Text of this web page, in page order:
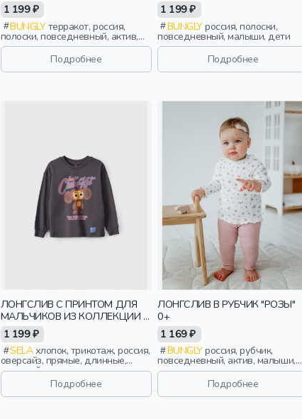
1 199 ₽
BUNGLYтерракот, россия,
полоски, повседневный, актив,
малыши, дети
Подробнее
1 199 ₽
BUNGLYроссия, полоски,
повседневный, малыши, дети
Подробнее
ЛОНГСЛИВ С ПРИНТОМ ДЛЯ
МАЛЬЧИКОВ ИЗ КОЛЛЕКЦИИ X
ЧЕБУРАШКА
1 199 ₽
SELAхлопок, трикотаж, россия,
оверсайз, прямые, длинные,
длинный рукав, манжета, принт,
вырез, круглый вырез,
эластичные, мальчики, дети
Подробнее
ЛОНГСЛИВ В РУБЧИК "РОЗЫ"
0+
1 169 ₽
BUNGLYроссия, рубчик,
повседневный, актив, малыши,
дети
Подробнее